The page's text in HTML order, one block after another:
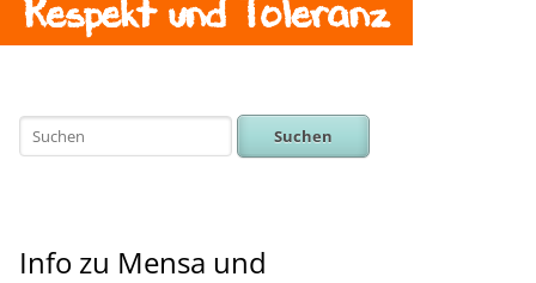
Suchen
Info zu Mensa und